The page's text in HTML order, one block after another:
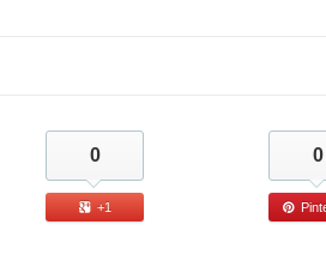
0
+1
0